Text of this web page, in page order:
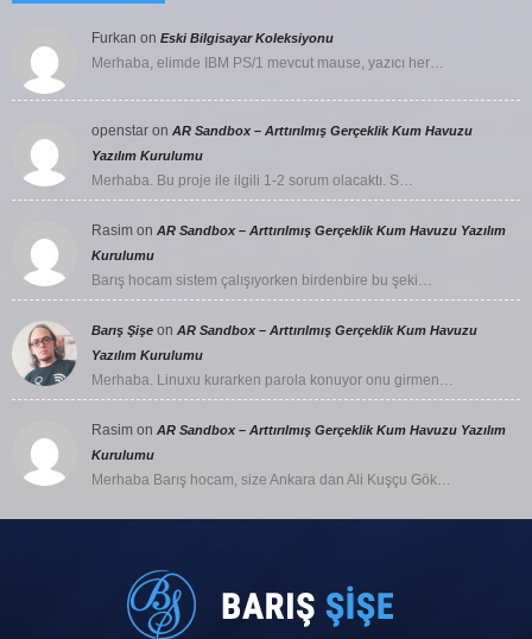
Furkan on Eski Bilgisayar Koleksiyonu
Merhaba, elimde IBM PS/1 mevcut mause, yazıcı her…
openstar on AR Sandbox – Arttırılmış Gerçeklik Kum Havuzu
Yazılım Kurulumu
Merhaba. Bu proje ile ilgili 1-2 sorum olacaktı. S…
Rasim on AR Sandbox – Arttırılmış Gerçeklik Kum Havuzu Yazılım
Kurulumu
Barış hocam sistem çalışıyorken birdenbire bu şeki…
Barış Şişe on AR Sandbox – Arttırılmış Gerçeklik Kum Havuzu
Yazılım Kurulumu
Merhaba. Linuxu kurarken parola konuyor onu girmen…
Rasim on AR Sandbox – Arttırılmış Gerçeklik Kum Havuzu Yazılım
Kurulumu
Merhaba Barış hocam, size Ankara dan Ali Kuşçu Gök…